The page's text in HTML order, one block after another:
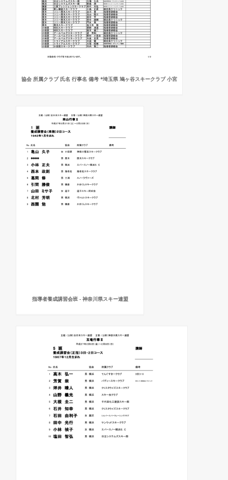
協会 所属クラブ 氏名 行事名 備考 *埼玉県 鳩ヶ谷スキークラブ 小宮
指導者養成講習会班 - 神奈川県スキー連盟